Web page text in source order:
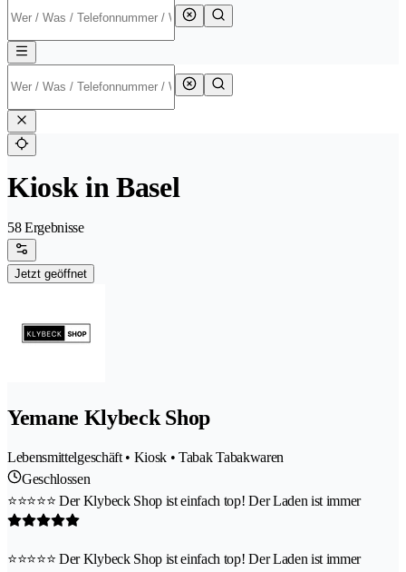
Kiosk in Basel
58 Ergebnisse
Jetzt geöffnet
Yemane Klybeck Shop
Lebensmittelgeschäft • Kiosk • Tabak Tabakwaren
Geschlossen
⭐⭐⭐⭐⭐ Der Klybeck Shop ist einfach top! Der Laden ist immer
⭐⭐⭐⭐⭐ Der Klybeck Shop ist einfach top! Der Laden ist immer